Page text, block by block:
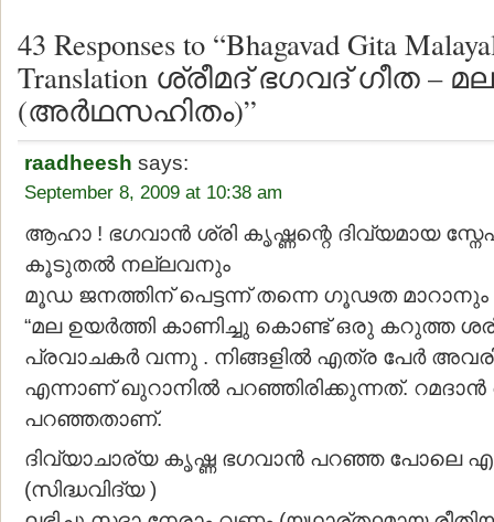
43 Responses to “Bhagavad Gita
Translation ശ്രീമദ് ഭഗവദ് ഗീത –
(അര്‍ഥസഹിതം)”
raadheesh says:
September 8, 2009 at 10:38 am
ആഹാ ! ഭഗവാന്‍ ശ്രി കൃഷ്ണന്റെ ദിവ്യമായ
കൂടുതല്‍ നല്ലവനും
മൂഡ ജനത്തിന് പെട്ടന്ന് തന്നെ ഗൂഢത
“മല ഉയര്‍ത്തി കാണിച്ചു കൊണ്ട് ഒരു കറുത്ത
പ്രവാചകര്‍ വന്നു . നിങ്ങളില്‍ എത്ര പേര്‍
എന്നാണ് ഖുറാനില്‍ പറഞ്ഞിരിക്കുന്നത്.
പറഞ്ഞതാണ്.
ദിവ്യാചാര്യ കൃഷ്ണ ഭഗവാന്‍ പറഞ്ഞ പോലെ
(സിദ്ധവിദ്യ )